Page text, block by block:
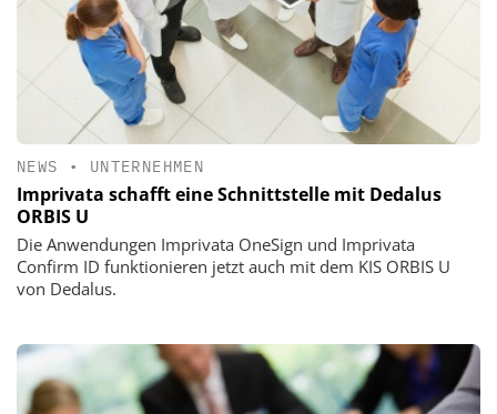
NEWS • UNTERNEHMEN
Imprivata schafft eine Schnittstelle mit Dedalus
ORBIS U
Die Anwendungen Imprivata OneSign und Imprivata
Confirm ID funktionieren jetzt auch mit dem KIS ORBIS U
von Dedalus.